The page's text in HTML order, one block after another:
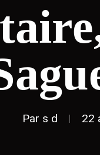
Par s d 22